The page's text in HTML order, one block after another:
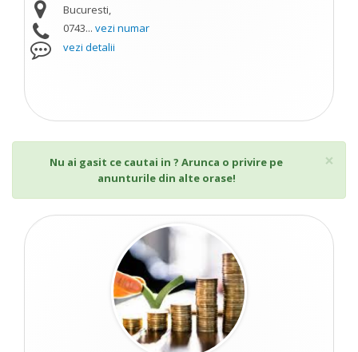
Bucuresti,
0743... vezi numar
vezi detalii
×
Nu ai gasit ce cautai in ? Arunca o privire pe
anunturile din alte orase!